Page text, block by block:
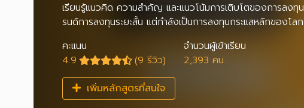
เรียนรู้แนวคิด ความสำคัญ และแนวโน้มการเติบโตของการลงทุ
รนด์การลงทุนระยะสั้น แต่กำลังเป็นการลงทุนกระแสหลักของโลก
คะแนน
4.9
(9 รีวิว)
จำนวนผู้เข้าเรียน
2,393 คน
เพิ่มหลักสูตรที่สนใจ